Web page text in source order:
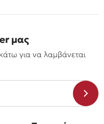
μας
για να λαμβάνεται